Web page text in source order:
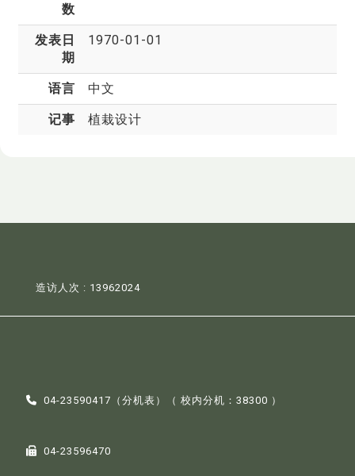
数
发表日
期
1970-01-01
语言 中文
记事 植栽设计
造访人次 : 13962024
04-23590417（分机表 ）（ 校内分机：38300 ）
04-23596470